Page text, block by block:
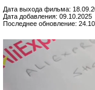
Дата выхода фильма:
Дата добавления: 09.10.2025
Последнее обновление: